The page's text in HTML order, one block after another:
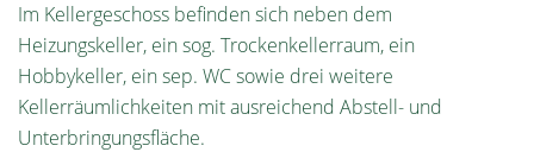
Im Kellergeschoss befinden sich neben dem
Heizungskeller, ein sog. Trockenkellerraum, ein
Hobbykeller, ein sep. WC sowie drei weitere
Kellerräumlichkeiten mit ausreichend Abstell- und
Unterbringungsfläche.